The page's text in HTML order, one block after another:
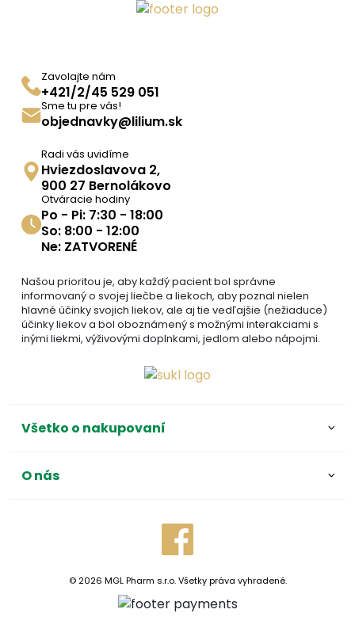
Zavolajte nám
+421/2/45 529 051
Sme tu pre vás!
objednavky@lilium.sk
Radi vás uvidíme
Hviezdoslavova 2,
900 27 Bernolákovo
Otváracie hodiny
Po - Pi: 7:30 - 18:00
So: 8:00 - 12:00
Ne: ZATVORENÉ
Našou prioritou je, aby každý pacient bol správne
informovaný o svojej liečbe a liekoch, aby poznal nielen
hlavné účinky svojich liekov, ale aj tie vedľajšie (nežiaduce)
účinky liekov a bol oboznámený s možnými interakciami s
inými liekmi, výživovými doplnkami, jedlom alebo nápojmi.
Všetko o nakupovaní
O nás
© 2026 MGL Pharm s.r.o. Všetky práva vyhradené.